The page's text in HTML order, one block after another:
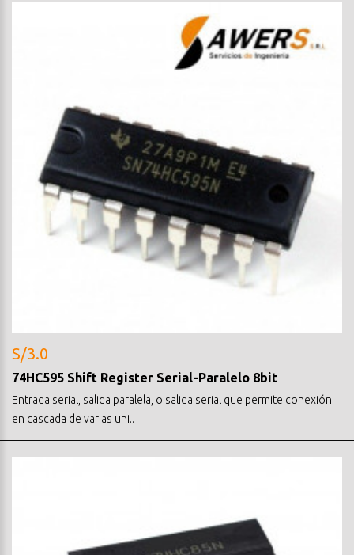
S/3.0
74HC595 Shift Register Serial-Paralelo 8bit
Entrada serial, salida paralela, o salida serial que permite conexión
en cascada de varias uni..